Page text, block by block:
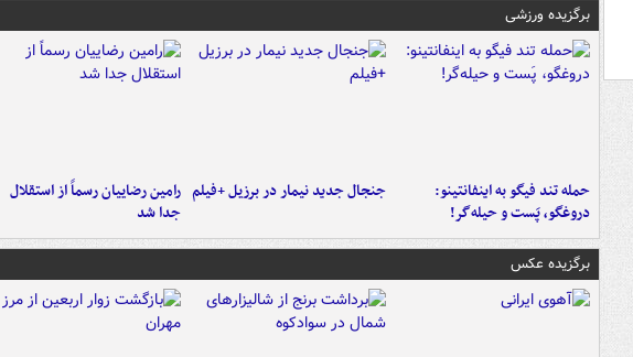
برگزیده ورزشی
حمله تند فیگو به اینفانتینو:
دروغگو، پَست‌ و حیله‌گر!
جنجال جدید نیمار در برزیل +فیلم رامین رضاییان رسماً از استقلال
جدا شد
برگزیده عکس